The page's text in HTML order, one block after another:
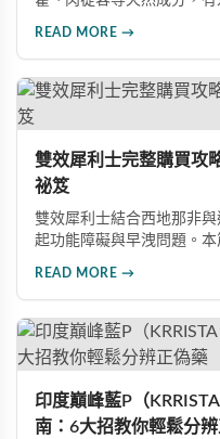
READ MORE →
雙效犀利士完整購買攻
祕笈
雙效犀利士結合西地那非
起功能障礙與早洩問題。
READ MORE →
印度巔峰藍P（
南：6大招教你輕鬆分